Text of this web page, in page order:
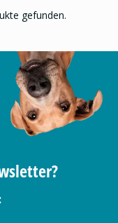
gefunden.